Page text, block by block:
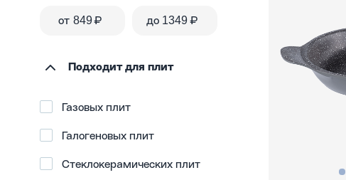
от ₽ до ₽
Подходит для плит
Газовых плит
Галогеновых плит
Стеклокерамических плит